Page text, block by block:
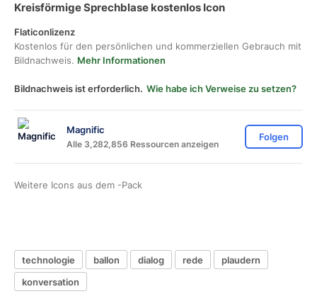
Kreisförmige Sprechblase kostenlos Icon
Flaticonlizenz
Kostenlos für den persönlichen und kommerziellen Gebrauch mit
Bildnachweis. Mehr Informationen
Bildnachweis ist erforderlich. Wie habe ich Verweise zu setzen?
Magnific
Alle 3,282,856 Ressourcen anzeigen
Folgen
Weitere Icons aus dem -Pack
technologie ballon dialog rede
plaudern
konversation